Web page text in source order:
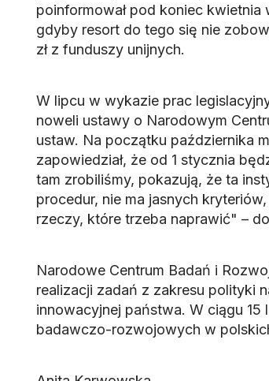
poinformował pod koniec kwietnia
gdyby resort do tego się nie
zł z funduszy unijnych.
W lipcu w wykazie prac
noweli ustawy o Narodowym
ustaw. Na początku października
zapowiedział, że od 1 stycznia
tam zrobiliśmy, pokazują, że ta
procedur, nie ma jasnych
rzeczy, które trzeba naprawić" –
Narodowe Centrum Badań i
realizacji zadań z zakresu polityki
innowacyjnej państwa. W ciągu 15
badawczo-rozwojowych w